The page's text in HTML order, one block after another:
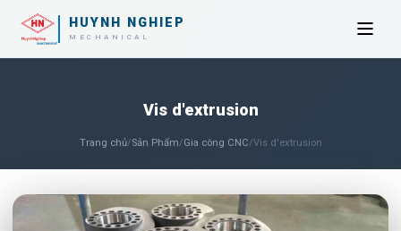
HUYNH NGHIEP
MECHANICAL
Vis d'extrusion
Trang chủ/Sản Phẩm/Gia công CNC/Vis d'extrusion